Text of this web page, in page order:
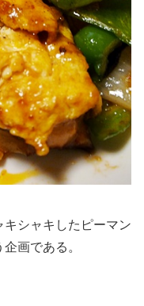
シャキしたピーマン
画である。